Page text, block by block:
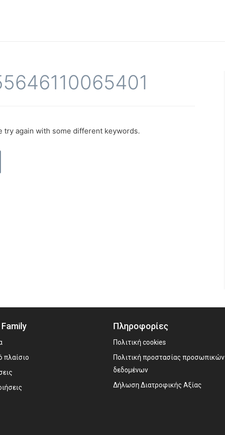
try again with some different keywords.
πλαίσιο
Πληροφορίες
Πολιτική cookies
Πολιτική προστασίας προσωπικών
δεδομένων
Δήλωση Διατροφικής Αξίας